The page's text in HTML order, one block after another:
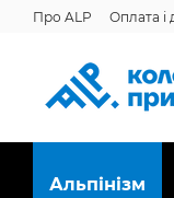
Перейти до
Про ALP Оплата і
Альпінізм